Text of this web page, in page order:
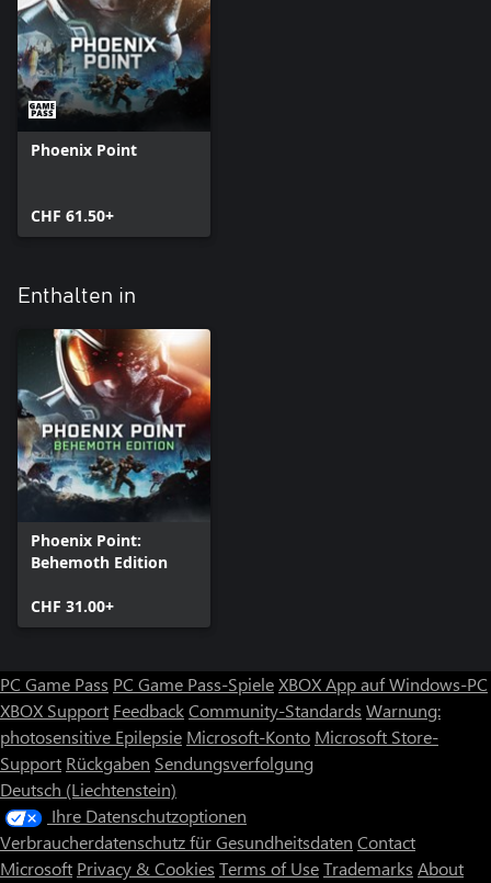
Phoenix Point
CHF 61.50+
Enthalten in
Phoenix Point:
Behemoth Edition
CHF 31.00+
PC Game Pass PC Game Pass-SpieleXBOX App auf Windows-PC
XBOX Support FeedbackCommunity-Standards Warnung:
photosensitive Epilepsie Microsoft-Konto Microsoft Store-
Support Rückgaben Sendungsverfolgung
Deutsch (Liechtenstein)
Ihre Datenschutzoptionen
Verbraucherdatenschutz für Gesundheitsdaten Contact
Microsoft Privacy & Cookies Terms of UseTrademarks About